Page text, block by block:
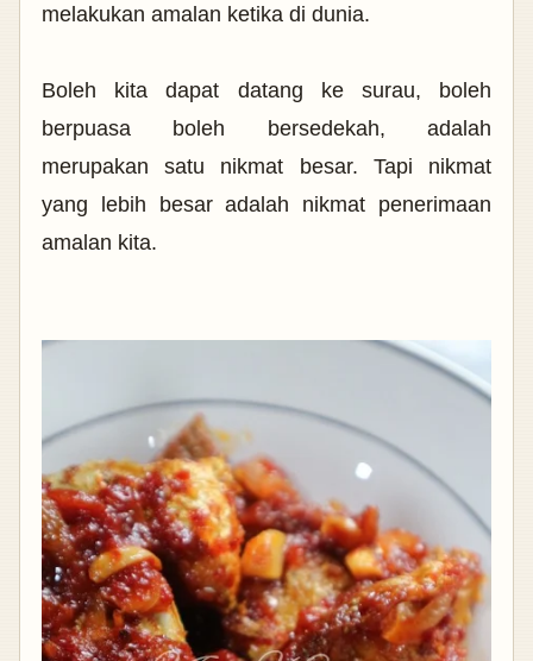
melakukan amalan ketika di dunia.
Boleh kita dapat datang ke surau, boleh
berpuasa boleh bersedekah, adalah
merupakan satu nikmat besar. Tapi nikmat
yang lebih besar adalah nikmat penerimaan
amalan kita.